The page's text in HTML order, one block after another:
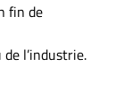
fin de
l’industrie.